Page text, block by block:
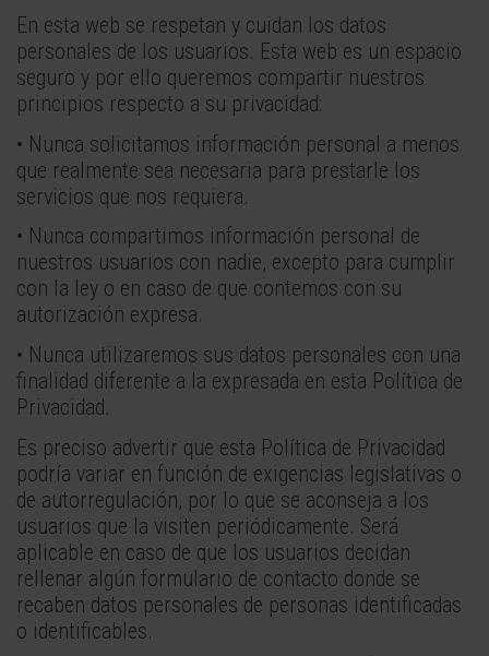
En esta web se respetan y cuidan los datos
personales de los usuarios. Esta web es un espacio
seguro y por ello queremos compartir nuestros
principios respecto a su privacidad:
• Nunca solicitamos información personal a menos
que realmente sea necesaria para prestarle los
servicios que nos requiera.
• Nunca compartimos información personal de
nuestros usuarios con nadie, excepto para cumplir
con la ley o en caso de que contemos con su
autorización expresa.
• Nunca utilizaremos sus datos personales con una
finalidad diferente a la expresada en esta Política de
Privacidad.
Es preciso advertir que esta Política de Privacidad
podría variar en función de exigencias legislativas o
de autorregulación, por lo que se aconseja a los
usuarios que la visiten periódicamente. Será
aplicable en caso de que los usuarios decidan
rellenar algún formulario de contacto donde se
recaben datos personales de personas identificadas
o identificables.